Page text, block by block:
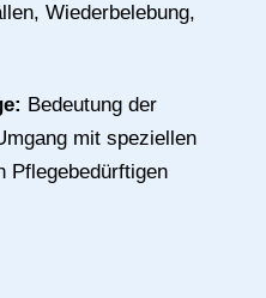
Wiederbelebung,
Bedeutung der
mit speziellen
Pflegebedürftigen